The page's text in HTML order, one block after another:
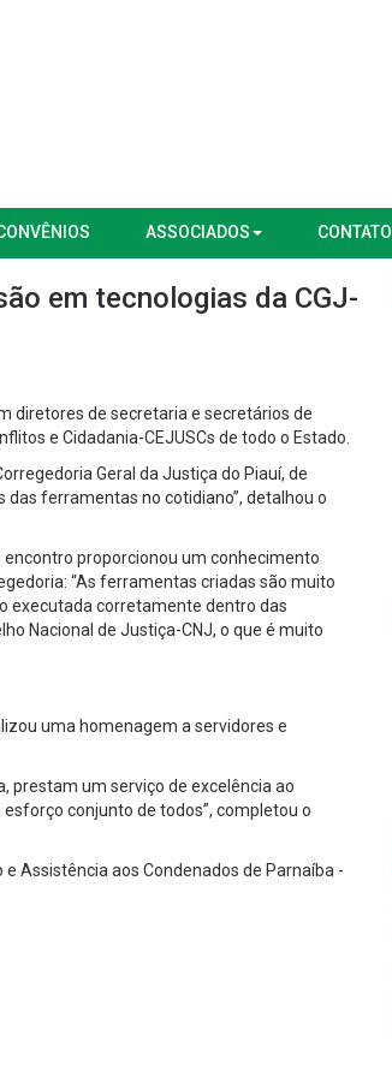
ASSOCIADOS CONTATO
em tecnologias da CGJ-
diretores de secretaria e secretários de
e Cidadania-CEJUSCs de todo o Estado.
Geral da Justiça do Piauí, de
ferramentas no cotidiano”, detalhou o
encontro proporcionou um conhecimento
“As ferramentas criadas são muito
executada corretamente dentro das
Nacional de Justiça-CNJ, o que é muito
uma homenagem a servidores e
prestam um serviço de excelência ao
conjunto de todos”, completou o
Assistência aos Condenados de Parnaíba -